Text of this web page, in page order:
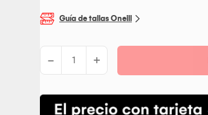
Guía de tallas Oneill
- +